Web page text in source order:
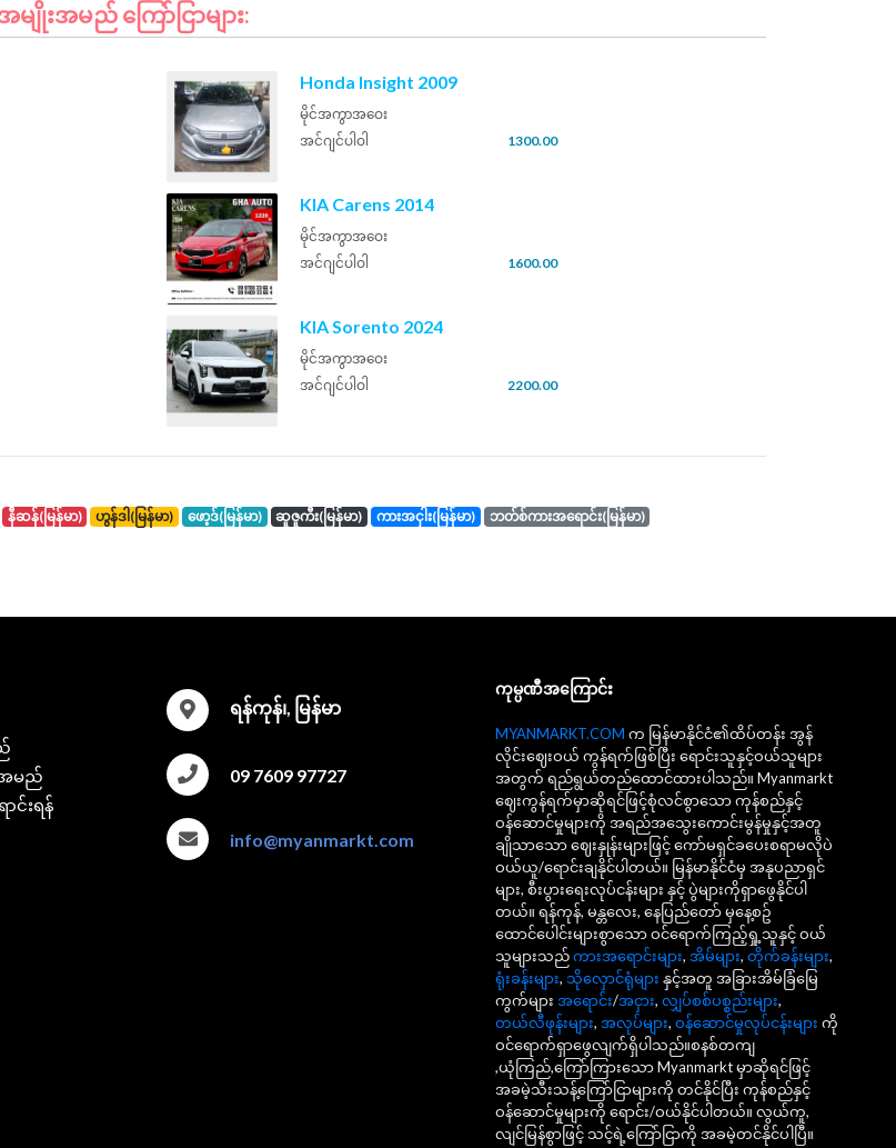
အမည် ကြော်ငြာများ:
Honda Insight 2009
မိုင်အကွာအဝေး
အင်ဂျင်ပါဝါ
1300.00
KIA Carens 2014
မိုင်အကွာအဝေး
အင်ဂျင်ပါဝါ
1600.00
KIA Sorento 2024
မိုင်အကွာအဝေး
အင်ဂျင်ပါဝါ
2200.00
နီဆန်(မြန်မာ) ဟွန်ဒါ(မြန်မာ) ဖော့ဒ်(မြန်မာ) ဆူဇူကီး(မြန်မာ) ကားအငှါး(မြန်မာ) ဘတ်စ်ကားအရောင်း(မြန်မာ)
အမည်
ာင်းရန်
ရန်ကုန်၊, မြန်မာ
09 7609 97727
info@myanmarkt.com
ကုမ္ပဏီအကြောင်း
MYANMARKT.COM က မြန်မာနိုင်ငံ၏ထိပ်တန်း အွန်
လိုင်းဈေးဝယ် ကွန်ရက်ဖြစ်ပြီး ရောင်းသူနှင့်ဝယ်သူများ
အတွက် ရည်ရွယ်တည်ထောင်ထားပါသည်။ Myanmarkt
ဈေးကွန်ရက်မှာဆိုရင်ဖြင့်စုံလင်စွာသော ကုန်စည်နှင့်
ဝန်ဆောင်မှုများကို အရည်အသွေးကောင်းမွန်မှုနှင့်အတူ
ချိုသာသော ဈေးနှုန်းများဖြင့် ကော်မရှင်ခပေးစရာမလိုပဲ
ဝယ်ယူ/ရောင်းချနိုင်ပါတယ်။ မြန်မာနိုင်ငံမှ အနုပညာရှင်
များ, စီးပွားရေးလုပ်ငန်းများ နှင့် ပွဲများကိုရှာဖွေနိုင်ပါ
တယ်။ ရန်ကုန်, မန္တလေး, နေပြည်တော် မှနေ့စဥ်
ထောင်ပေါင်းများစွာသော ဝင်ရောက်ကြည့်ရှု့သူနှင့် ဝယ်
သူများသည်ကားအရောင်းများ, အိမ်များ, တိုက်ခန်းများ,
ရုံးခန်းများ, သိုလှောင်ရုံများ နှင့်အတူ အခြားအိမ်ခြံမြေ
ကွက်များ အရောင်း/အငှား, လျှပ်စစ်ပစ္စည်းများ,
တယ်လီဖုန်းများ, အလုပ်များ, ဝန်ဆောင်မှုလုပ်ငန်းများ ကို
ဝင်ရောက်ရှာဖွေလျက်ရှိပါသည်။စနစ်တကျ
,ယုံကြည်,ကြော်ကြားသော Myanmarkt မှာဆိုရင်ဖြင့်
အခမဲ့သီးသန့်ကြော်ငြာများကို တင်နိုင်ပြီး ကုန်စည်နှင့်
ဝန်ဆောင်မှုများကို ရောင်း/ဝယ်နိုင်ပါတယ်။ လွယ်ကူ,
လျင်မြန်စွာဖြင့် သင့်ရဲ့ကြော်ငြာကို အခမဲ့တင်နိုင်ပါပြီ။